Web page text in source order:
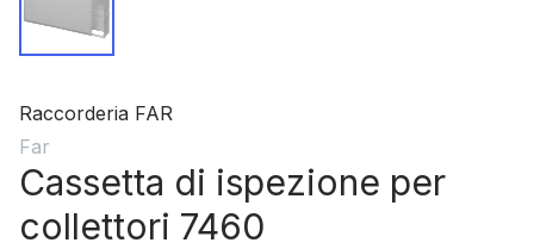
Raccorderia FAR
Far
Cassetta di ispezione per
collettori 7460